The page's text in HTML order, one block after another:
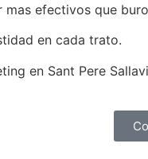
efectivos que
en cada trato.
en Sant Pere